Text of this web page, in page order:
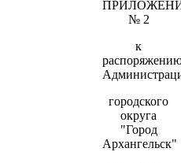
№ 2
к
городского
округа
"Город
Архангельск"